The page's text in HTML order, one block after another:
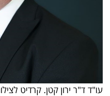
עו"ד ד"ר ירון קטן. קרדיט